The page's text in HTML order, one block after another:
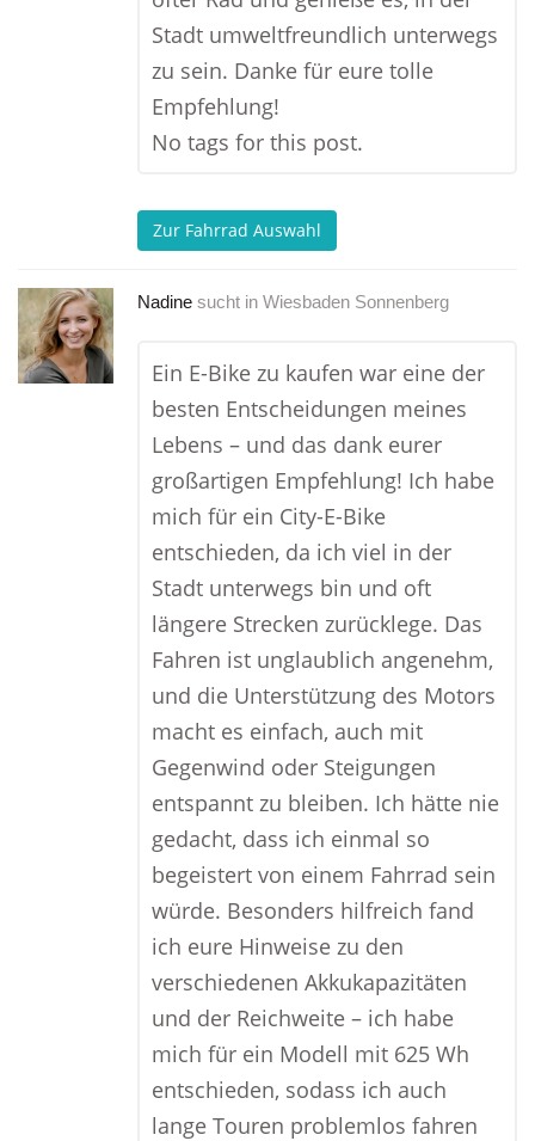
Stadt umweltfreundlich unterwegs
zu sein. Danke für eure tolle
Empfehlung!
No tags for this post.
Zur Fahrrad Auswahl
Nadine sucht in Wiesbaden Sonnenberg
Ein E-Bike zu kaufen war eine der
besten Entscheidungen meines
Lebens – und das dank eurer
großartigen Empfehlung! Ich habe
mich für ein City-E-Bike
entschieden, da ich viel in der
Stadt unterwegs bin und oft
längere Strecken zurücklege. Das
Fahren ist unglaublich angenehm,
und die Unterstützung des Motors
macht es einfach, auch mit
Gegenwind oder Steigungen
entspannt zu bleiben. Ich hätte nie
gedacht, dass ich einmal so
begeistert von einem Fahrrad sein
würde. Besonders hilfreich fand
ich eure Hinweise zu den
verschiedenen Akkukapazitäten
und der Reichweite – ich habe
mich für ein Modell mit 625 Wh
entschieden, sodass ich auch
lange Touren problemlos fahren